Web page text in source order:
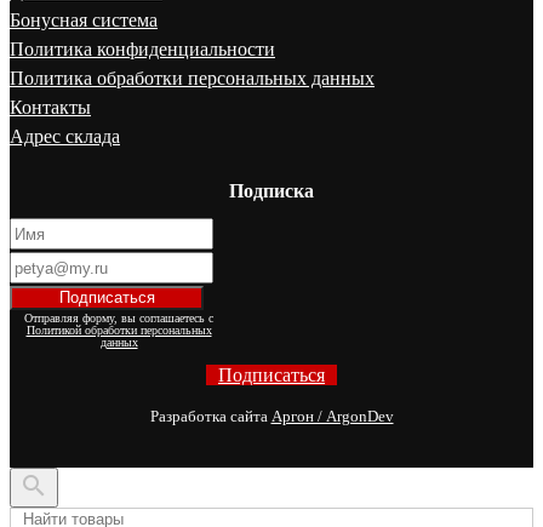
Бонусная система
Политика конфиденциальности
Политика обработки персональных данных
Контакты
Адрес склада
Подписка
Отправляя форму, вы соглашаетесь с
Политикой обработки персональных
данных
Подписаться
Разработка сайта Аргон / ArgonDev
